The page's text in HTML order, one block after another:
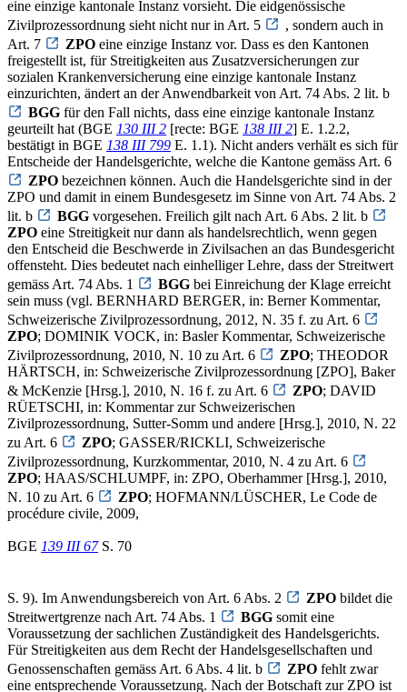
eine einzige kantonale Instanz vorsieht. Die eidgenössische
Zivilprozessordnung sieht nicht nur in Art. 5
, sondern auch in
Art. 7
ZPO eine einzige Instanz vor. Dass es den Kantonen
freigestellt ist, für Streitigkeiten aus Zusatzversicherungen zur
sozialen Krankenversicherung eine einzige kantonale Instanz
einzurichten, ändert an der Anwendbarkeit von Art. 74 Abs. 2 lit. b
BGG für den Fall nichts, dass eine einzige kantonale Instanz
geurteilt hat (BGE 130 III 2 [recte: BGE 138 III 2] E. 1.2.2,
bestätigt in BGE 138 III 799 E. 1.1). Nicht anders verhält es sich für
Entscheide der Handelsgerichte, welche die Kantone gemäss Art. 6
ZPO bezeichnen können. Auch die Handelsgerichte sind in der
ZPO und damit in einem Bundesgesetz im Sinne von Art. 74 Abs. 2
lit. b
BGG vorgesehen. Freilich gilt nach Art. 6 Abs. 2 lit. b
ZPO eine Streitigkeit nur dann als handelsrechtlich, wenn gegen
den Entscheid die Beschwerde in Zivilsachen an das Bundesgericht
offensteht. Dies bedeutet nach einhelliger Lehre, dass der Streitwert
gemäss Art. 74 Abs. 1
BGG bei Einreichung der Klage erreicht
sein muss (vgl. BERNHARD BERGER, in: Berner Kommentar,
Schweizerische Zivilprozessordnung, 2012, N. 35 f. zu Art. 6
ZPO; DOMINIK VOCK, in: Basler Kommentar, Schweizerische
Zivilprozessordnung, 2010, N. 10 zu Art. 6
ZPO; THEODOR
HÄRTSCH, in: Schweizerische Zivilprozessordnung [ZPO], Baker
& McKenzie [Hrsg.], 2010, N. 16 f. zu Art. 6
ZPO; DAVID
RÜETSCHI, in: Kommentar zur Schweizerischen
Zivilprozessordnung, Sutter-Somm und andere [Hrsg.], 2010, N. 22
zu Art. 6
ZPO; GASSER/RICKLI, Schweizerische
Zivilprozessordnung, Kurzkommentar, 2010, N. 4 zu Art. 6
ZPO; HAAS/SCHLUMPF, in: ZPO, Oberhammer [Hrsg.], 2010,
N. 10 zu Art. 6
ZPO; HOFMANN/LÜSCHER, Le Code de
procédure civile, 2009,
BGE 139 III 67S. 70
S. 9). Im Anwendungsbereich von Art. 6 Abs. 2 ZPO bildet die
Streitwertgrenze nach Art. 74 Abs. 1
BGG somit eine
Voraussetzung der sachlichen Zuständigkeit des Handelsgerichts.
Für Streitigkeiten aus dem Recht der Handelsgesellschaften und
Genossenschaften gemäss Art. 6 Abs. 4 lit. b
ZPO fehlt zwar
eine entsprechende Voraussetzung. Nach der Botschaft zur ZPO ist